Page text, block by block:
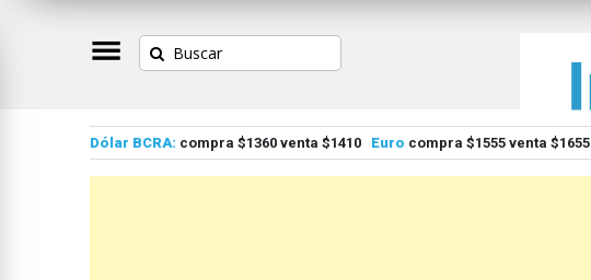
Dólar BCRA: compra $1360 venta $1410 Euro compra $1555 venta $1655